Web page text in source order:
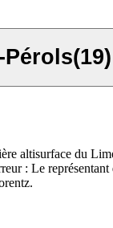
altisurface du
: Le